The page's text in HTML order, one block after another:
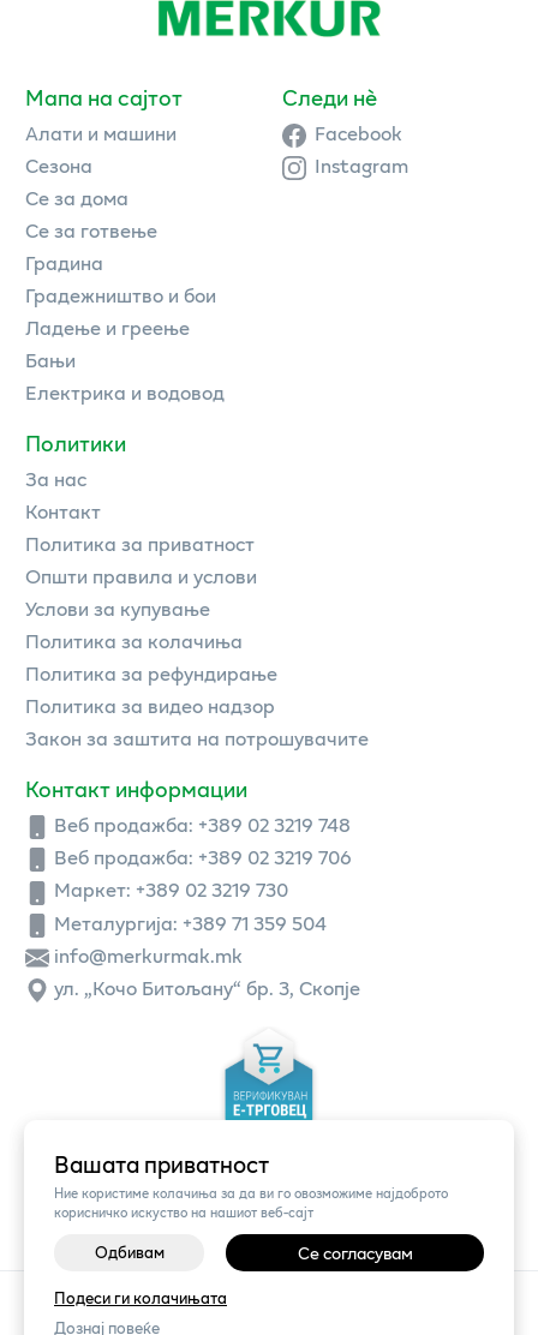
Вашата приватност
Ние користиме колачиња за да ви го овозможиме најдоброто
корисничко искуство на нашиот веб-сајт
Одбивам Се согласувам
Подеси ги колачињата
Дознај повеќе
Мапа на сајтот
Алати и машини
Сезона
Се за дома
Се за готвење
Градина
Градежништво и бои
Ладење и греење
Бањи
Електрика и водовод
Политики
За нас
Контакт
Политика за приватност
Општи правила и услови
Услови за купување
Политика за колачиња
Политика за рефундирање
Политика за видео надзор
Закон за заштита на потрошувачите
Контакт информации
Веб продажба: +389 02 3219 748
Веб продажба: +389 02 3219 706
Маркет: +389 02 3219 730
Металургија: +389 71 359 504
info@merkurmak.mk
ул. „Кочо Битољану“ бр. 3, Скопје
Следи нè
Facebook
Instagram
©2026
Поставки за колачиња